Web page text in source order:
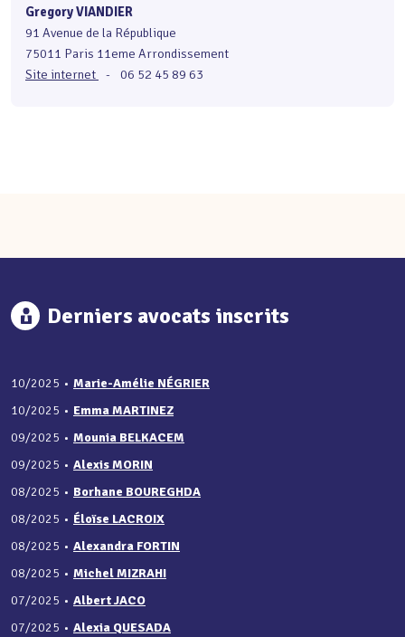
Gregory VIANDIER
91 Avenue de la République
75011 Paris 11eme Arrondissement
Site internet
- 06 52 45 89 63
Derniers avocats inscrits
10/2025 • Marie-Amélie NÉGRIER
10/2025 • Emma MARTINEZ
09/2025 • Mounia BELKACEM
09/2025 • Alexis MORIN
08/2025 • Borhane BOUREGHDA
08/2025 • Éloïse LACROIX
08/2025 • Alexandra FORTIN
08/2025 • Michel MIZRAHI
07/2025 • Albert JACO
07/2025 • Alexia QUESADA